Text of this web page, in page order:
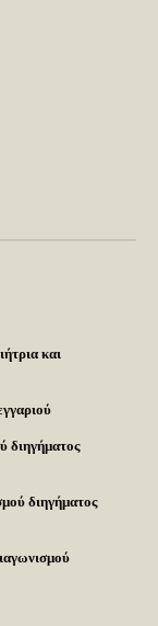
και
διηγήματος
διηγήματος